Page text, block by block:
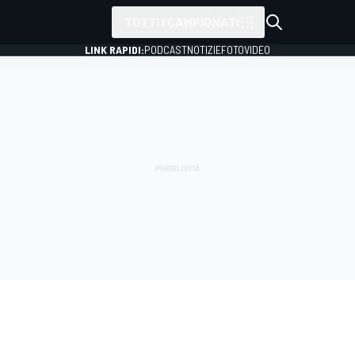
LINK RAPIDI:PODCASTNOTIZIEFOTOVIDEO